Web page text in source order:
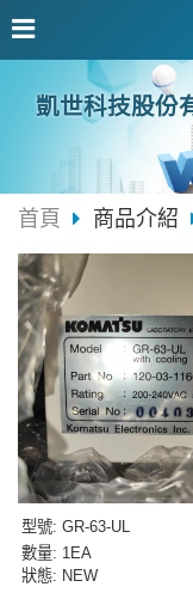
凱世科技股份
首頁 商品介紹
型號: GR-63-UL
數量: 1EA
狀態: NEW